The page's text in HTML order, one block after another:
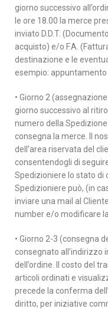
giorno successivo
le ore 18.00 la merce
inviato D.D.T.
acquisto) e/o F.A.
destinazione e le
esempio: appuntamento
• Giorno 2
giorno successivo al
numero della
consegna la merce. Il
dell’area riservata del
consentendogli di
Spedizioniere lo stato di
Spedizioniere può, (in
inviare una mail al
number e/o modificare
• Giorno 2-3 (consegna
consegnato
dell’ordine. Il costo del
articoli ordinati e
precede la conferma
diritto, per iniziative